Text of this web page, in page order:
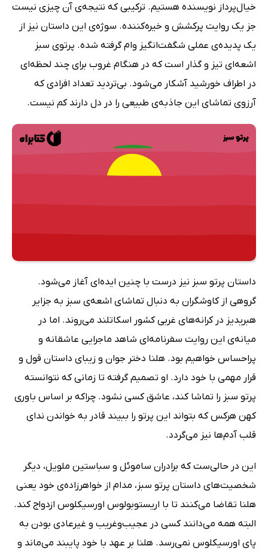
خیال‌پرداز نویسنده هستیم. ترکیبی که نتیجه‌ی آن چیزی نیست
جز یک روایت پرکشش و خیره‌کننده. سوژه‌ی این داستان نیز از
یک پدیده‌ی عملی شگفت‌انگیز وام گرفته شده. پرتوی سبز
اشعه‌ای تیز و گذار است که در هنگام غروب برای چند لحظه‌ای
در اطراف خورشید آشکار می‌شود. بی‌تردید تعداد افرادی که
آرزوی تماشای این جاذبه‌ی طبیعی را در دل دارند کم نیست.
داستان پرتو سبز نیز درست با چنین ایده‌ای آغاز می‌شود.
گروهی از کاوشگران به دنبال تماشای اشعه‌ی سبز به جزایر
هبریدیز در کرانه‌های غربی کشور اسکاتلند می‌روند. اما در
میانه‌ی این روایت سفرنامه‌ای شاهد ماجرایی عاشقانه و
پراحساس خواهیم بود. هلنا دختر جوان و زیبای داستان قول‌ و
قرار مهمی با خود دارد. او تصمیم گرفته تا زمانی که نتوانسته
پرتو سبز را تماشا کند، عاشق کسی نشود. چراکه بر اساس باوری
کهن هرکس که بتواند این پرتو را ببیند قادر به خواندن ندای
قلب آدم‌ها نیز می‌گردد.
این در حالی‌ست که برادران ساموئل و سباستین ملویل، دیگر
شخصیت‌های داستان پرتو سبز، مدام از خواهرزاده‌ی خود یعنی
هلنا تقاضا می‌کنند تا با اریستوبولوس اورسیکلوس ازدواج کند.
البته همه می‌دانند کسی در عجیب‌وغریب و غیرعادی بودن به
پای اورسیکلوس نمی‌رسد. هلنا بر عهد با خود پایبند می‌ماند و